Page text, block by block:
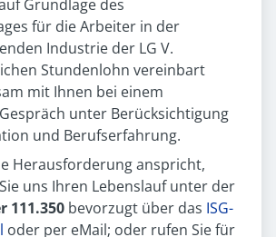
Grundlage des
für die Arbeiter in der
Industrie der LG V.
Stundenlohn vereinbart
mit Ihnen bei einem
unter Berücksichtigung
und Berufserfahrung.
Herausforderung anspricht,
uns Ihren Lebenslauf unter der
111.350 bevorzugt über das ISG-
oder per eMail; oder rufen Sie für